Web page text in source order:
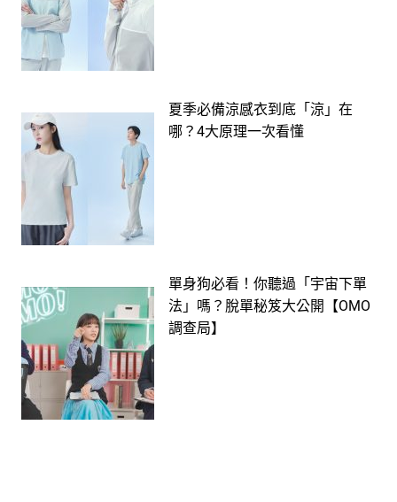
夏季必備涼感衣到底「涼」在
哪？4大原理一次看懂
單身狗必看！你聽過「宇宙下單
法」嗎？脫單秘笈大公開【OMO
調查局】